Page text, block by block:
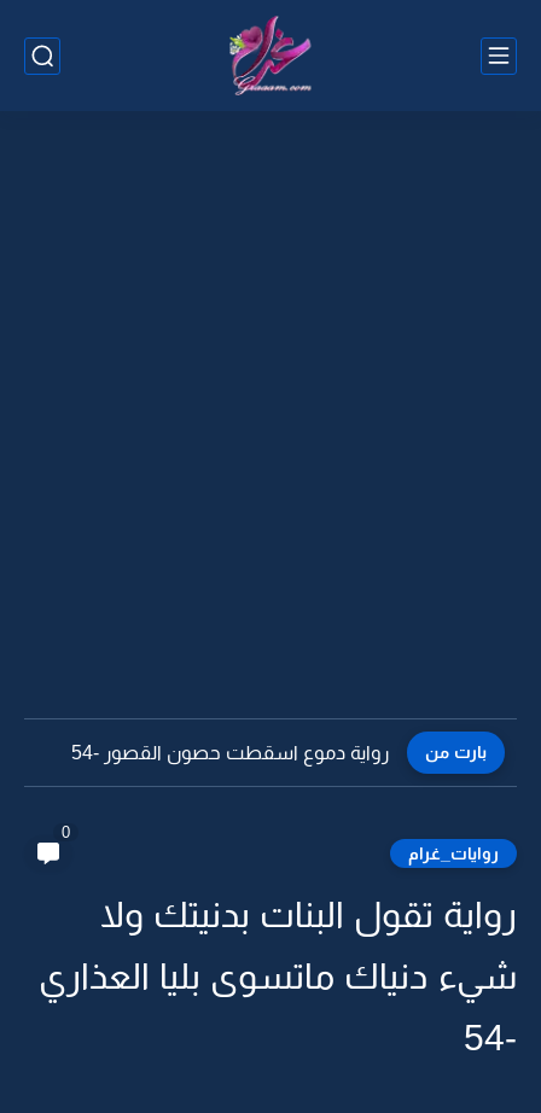
بارت من رواية دموع اسقطت حصون القصور -54
روايات_غرام
0
رواية تقول البنات بدنيتك ولا
شيء دنياك ماتسوى بليا العذاري
-54